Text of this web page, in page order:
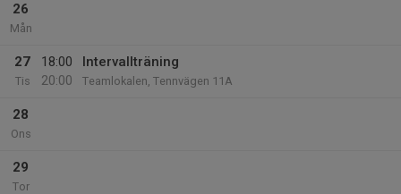
26
Mån
27
Tis
18:00
20:00
Intervallträning
Teamlokalen, Tennvägen 11A
28
Ons
29
Tor